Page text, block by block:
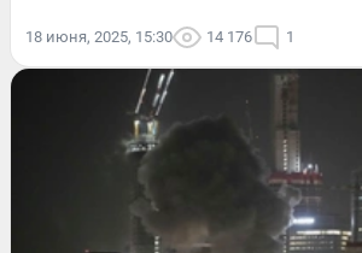
18 июня, 2025, 15:30 14 176 1